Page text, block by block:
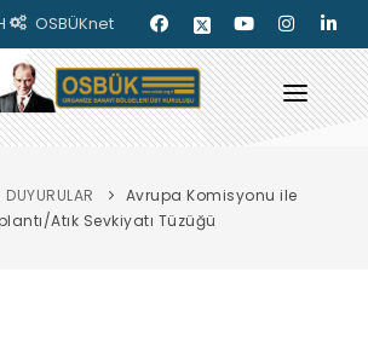
OSBÜKnet
DUYURULAR
Avrupa Komisyonu ile
Atık Sevkiyatı Tüzüğü